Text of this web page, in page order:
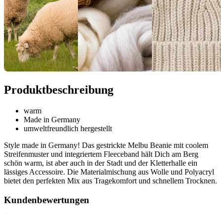
Produktbeschreibung
warm
Made in Germany
umweltfreundlich hergestellt
Style made in Germany! Das gestrickte Melbu Beanie mit coolem
Streifenmuster und integriertem Fleeceband hält Dich am Berg
schön warm, ist aber auch in der Stadt und der Kletterhalle ein
lässiges Accessoire. Die Materialmischung aus Wolle und Polyacryl
bietet den perfekten Mix aus Tragekomfort und schnellem Trocknen.
Kundenbewertungen